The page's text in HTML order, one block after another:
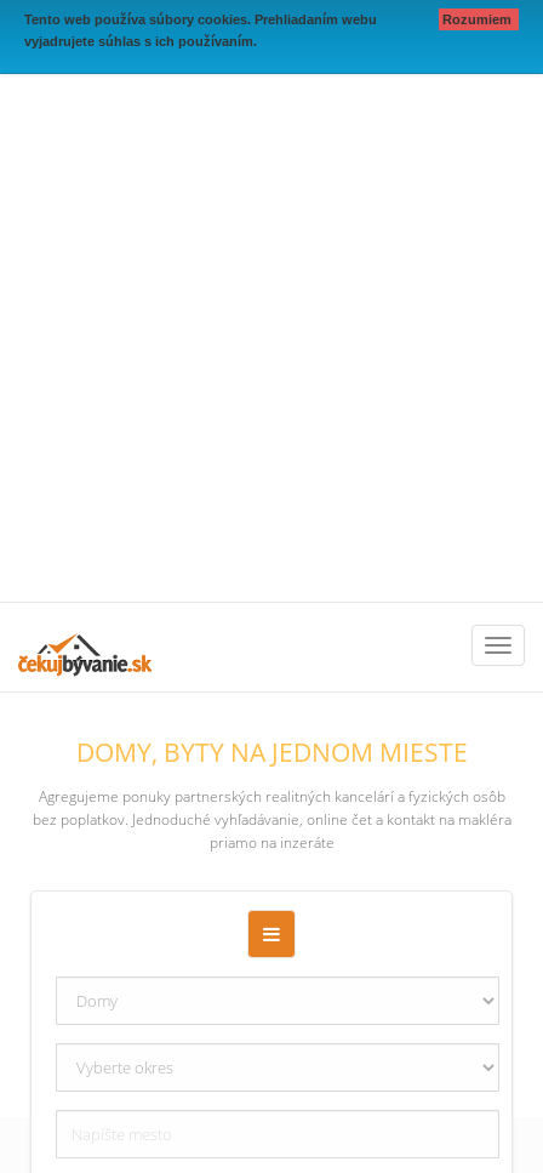
Tento web používa súbory cookies. Prehliadaním webu
vyjadrujete súhlas s ich používaním.
Rozumiem
DOMY, BYTY NA JEDNOM MIESTE
Agregujeme ponuky partnerských realitných kancelárí a fyzických osôb
bez poplatkov. Jednoduché vyhľadávanie, online čet a kontakt na makléra
priamo na inzeráte